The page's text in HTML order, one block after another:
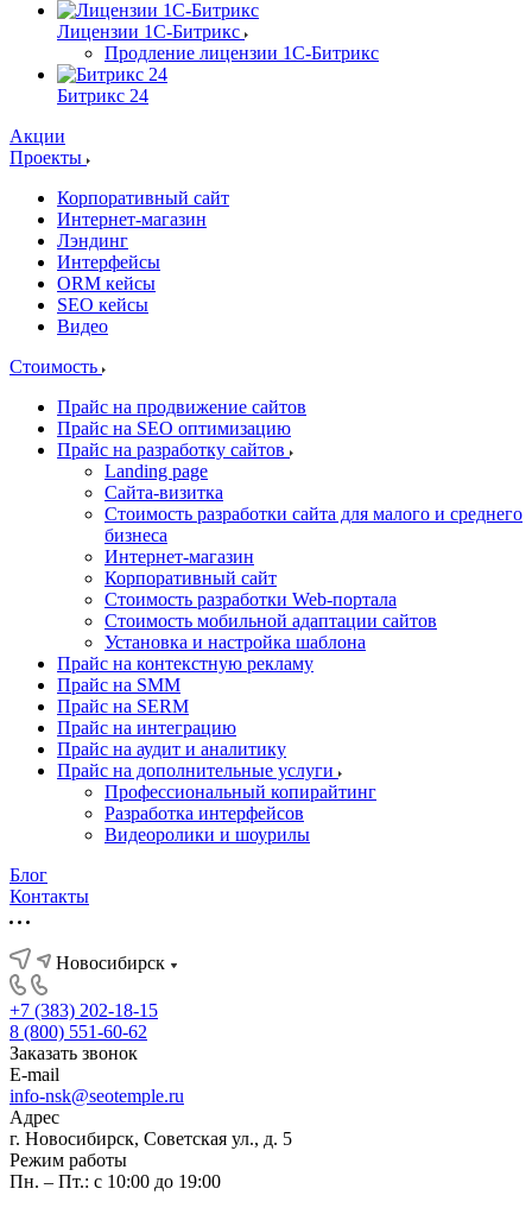
Лицензии 1С-Битрикс
Продление лицензии 1С-Битрикс
Битрикс 24
Акции
Проекты
Корпоративный сайт
Интернет-магазин
Лэндинг
Интерфейсы
ORM кейсы
SEO кейсы
Видео
Стоимость
Прайс на продвижение сайтов
Прайс на SEO оптимизацию
Прайс на разработку сайтов
Landing page
Cайта-визитка
Стоимость разработки сайта для малого и среднего
бизнеса
Интернет-магазин
Корпоративный сайт
Стоимость разработки Web-портала
Стоимость мобильной адаптации сайтов
Установка и настройка шаблона
Прайс на контекстную рекламу
Прайс на SMM
Прайс на SERM
Прайс на интеграцию
Прайс на аудит и аналитику
Прайс на дополнительные услуги
Профессиональный копирайтинг
Разработка интерфейсов
Видеоролики и шоурилы
Блог
Контакты
Новосибирск
+7 (383) 202-18-15
8 (800) 551-60-62
Заказать звонок
E-mail
info-nsk@seotemple.ru
Адрес
г. Новосибирск, Советская ул., д. 5
Режим работы
Пн. – Пт.: с 10:00 до 19:00